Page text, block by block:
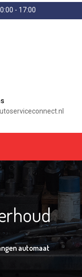
- 17:00
automaat